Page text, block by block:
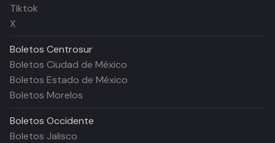
Tiktok
X
Boletos Centrosur
Boletos Ciudad de México
Boletos Estado de México
Boletos Morelos
Boletos Occidente
Boletos Jalisco